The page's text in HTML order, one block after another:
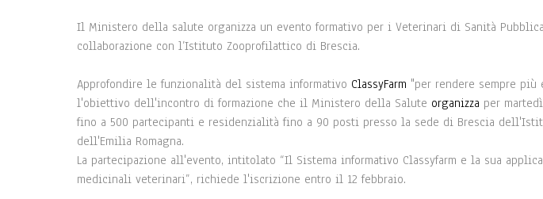
Il Ministero della salute organizza un evento formativo per i Veterinari di Sanità
collaborazione con l’Istituto Zooprofilattico di Brescia.
Approfondire le funzionalità del sistema informativo ClassyFarm "per rendere sempre
l'obiettivo dell'incontro di formazione che il Ministero della Salute organizza per
fino a 500 partecipanti e residenzialità fino a 90 posti presso la sede di Brescia
dell'Emilia Romagna.
La partecipazione all'evento, intitolato “Il Sistema informativo Classyfarm e la sua
medicinali veterinari”, richiede l'iscrizione entro il 12 febbraio.